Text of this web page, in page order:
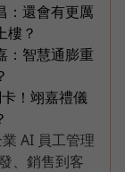
：還會有更厲
樓？
：智慧通膨重
！翊嘉禮儀
AI 員工管理
、銷售到客